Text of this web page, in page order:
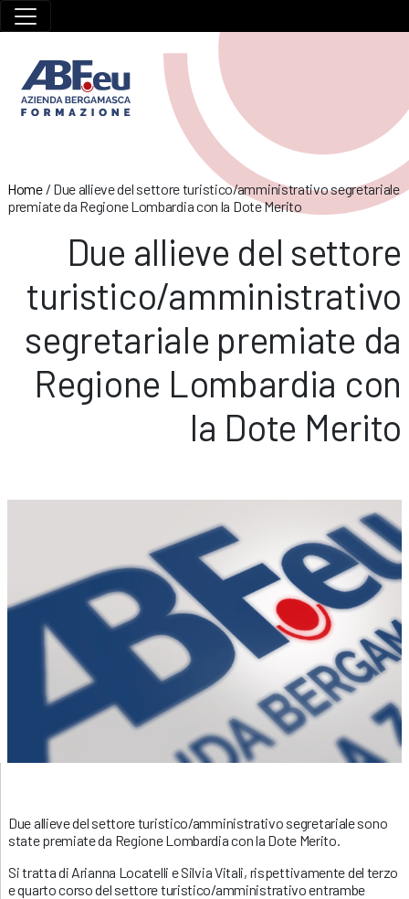
Home/ Due allieve del settore turistico/amministrativo segretariale
premiate da Regione Lombardia con la Dote Merito
Due allieve del settore
turistico/amministrativo
segretariale premiate da
Regione Lombardia con
la Dote Merito
Due allieve del settore turistico/amministrativo segretariale sono
state premiate da Regione Lombardia con la Dote Merito.
Si tratta di Arianna Locatelli e Silvia Vitali, rispettivamente del terzo
e quarto corso del settore turistico/amministrativo entrambe